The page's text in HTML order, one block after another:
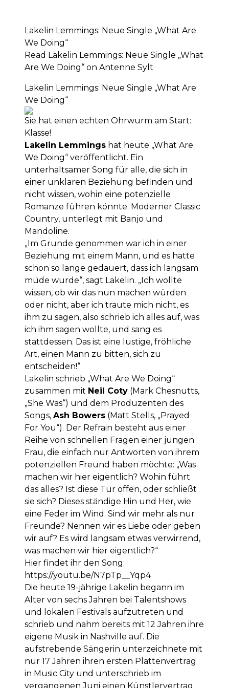
Lakelin Lemmings: Neue Single „What Are
We Doing“
Read Lakelin Lemmings: Neue Single „What
Are We Doing“ on Antenne Sylt
Lakelin Lemmings: Neue Single „What Are
We Doing“
Sie hat einen echten Ohrwurm am Start:
Klasse!
Lakelin Lemmings hat heute „What Are
We Doing“ veröffentlicht. Ein
unterhaltsamer Song für alle, die sich in
einer unklaren Beziehung befinden und
nicht wissen, wohin eine potenzielle
Romanze führen könnte. Moderner Classic
Country, unterlegt mit Banjo und
Mandoline.
„Im Grunde genommen war ich in einer
Beziehung mit einem Mann, und es hatte
schon so lange gedauert, dass ich langsam
müde wurde“, sagt Lakelin. „Ich wollte
wissen, ob wir das nun machen würden
oder nicht, aber ich traute mich nicht, es
ihm zu sagen, also schrieb ich alles auf, was
ich ihm sagen wollte, und sang es
stattdessen. Das ist eine lustige, fröhliche
Art, einen Mann zu bitten, sich zu
entscheiden!“
Lakelin schrieb „What Are We Doing“
zusammen mit Neil Coty (Mark Chesnutts,
„She Was“) und dem Produzenten des
Songs, Ash Bowers (Matt Stells, „Prayed
For You“). Der Refrain besteht aus einer
Reihe von schnellen Fragen einer jungen
Frau, die einfach nur Antworten von ihrem
potenziellen Freund haben möchte: „Was
machen wir hier eigentlich? Wohin führt
das alles? Ist diese Tür offen, oder schließt
sie sich? Dieses ständige Hin und Her, wie
eine Feder im Wind. Sind wir mehr als nur
Freunde? Nennen wir es Liebe oder geben
wir auf? Es wird langsam etwas verwirrend,
was machen wir hier eigentlich?“
Hier findet ihr den Song:
https://youtu.be/N7pTp__Yqp4
Die heute 19-jährige Lakelin begann im
Alter von sechs Jahren bei Talentshows
und lokalen Festivals aufzutreten und
schrieb und nahm bereits mit 12 Jahren ihre
eigene Musik in Nashville auf. Die
aufstrebende Sängerin unterzeichnete mit
nur 17 Jahren ihren ersten Plattenvertrag
in Music City und unterschrieb im
vergangenen Juni einen Künstlervertrag